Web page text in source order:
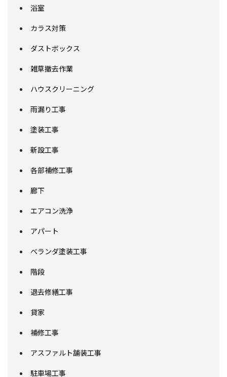
浴室
カラス対策
ダストボックス
雑草撤去作業
ハウスクリーニング
雨漏り工事
塗装工事
新設工事
各部補修工事
廊下
エアコン洗浄
アパート
ベランダ塗装工事
階段
退去修繕工事
貸家
補修工事
アスファルト舗装工事
駐車場工事